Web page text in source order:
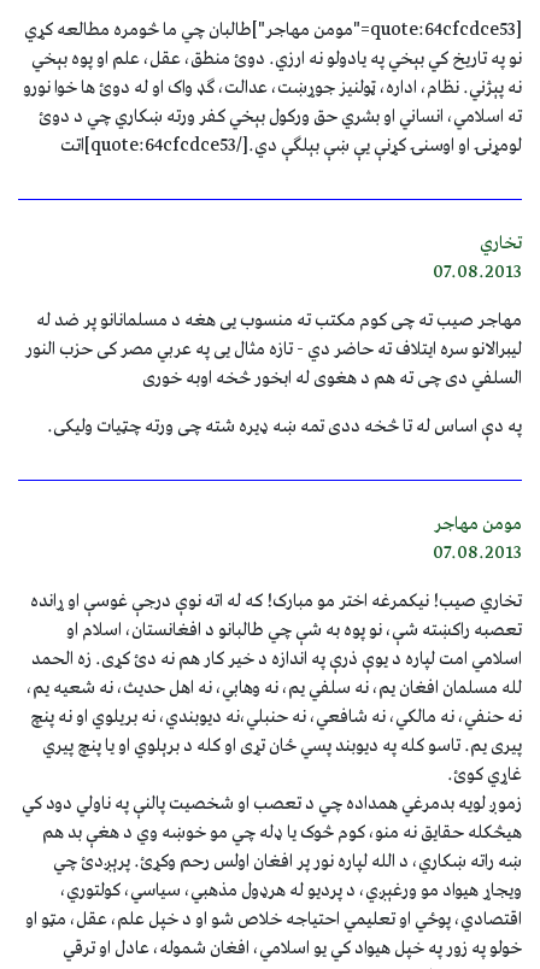
[quote:64cfcdce53="مومن مهاجر"]طالبان چي ما څومره مطالعه کړي
نو په تاریخ کي بېخي په یادولو نه ارزي. دوئ منطق، عقل، علم او پوه بېخي
نه پېژني. نظام، اداره، ټولنیز جوړښت، عدالت، ګډ واک او له دوئ ها خوا نورو
ته اسلامي، انساني او بشري حق ورکول بېخي کفر ورته ښکاري چي د دوئ
لومړنۍ او اوسنۍ کړنې یې ښې بېلګې دي.[/quote:64cfcdce53]اتت
تخاري
07.08.2013
مهاجر صیب ته چی کوم مکتب ته منسوب یی هغه د مسلمانانو پر ضد له
لیبرالانو سره ایتلاف ته حاضر دي - تازه مثال یی په عربي مصر کی حزب النور
السلفي دی چی ته هم د هغوی له ابخور څخه اوبه خوری
په دې اساس له تا څخه ددی تمه ښه ډیره شته چی ورته چټیات ولیکی.
مومن مهاجر
07.08.2013
تخاري صیب! نیکمرغه اختر مو مبارک! که له اته نوې درجې غوسې او ړانده
تعصبه راکښته شې، نو پوه به شې چي طالبانو د افغانستان، اسلام او
اسلامي امت لپاره د یوې ذرې په اندازه د خیر کار هم نه دئ کړی. زه الحمد
لله مسلمان افغان یم، نه سلفي یم، نه وهابي، نه اهل حدیث، نه شعیه یم،
نه حنفي، نه مالکي، نه شافعي، نه حنبلي،نه دیوبندي، نه بریلوي او نه پنچ
پیری یم. تاسو کله په دیوبند پسي ځان تړی او کله د برېلوي او یا پنچ پیري
غاړي کوئ.
زموږ لویه بدمرغي همداده چي د تعصب او شخصیت پالنې په ناولي دود کي
هیڅکله حقایق نه منو، کوم څوک یا ډله چي مو خوښه وي د هغې بد هم
ښه راته ښکاري، د الله لپاره نور پر افغان اولس رحم وکړئ. پرېږدئ چي
ویجاړ هیواد مو ورغېږي، د پردیو له هرډول مذهبي، سیاسي، کولتوري،
اقتصادي، پوځي او تعليمي احتیاجه خلاص شو او د خپل علم، عقل، مټو او
خولو په زور په خپل هیواد کي یو اسلامي، افغان شموله، عادل او ترقي